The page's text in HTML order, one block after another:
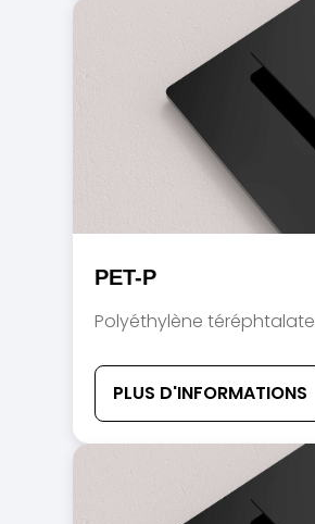
PET-P
Polyéthylène téréphtalate
PLUS D'INFORMATIONS